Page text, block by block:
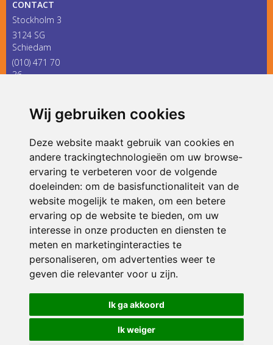
Wij gebruiken cookies
Deze website maakt gebruik van cookies en
andere trackingtechnologieën om uw browse-
ervaring te verbeteren voor de volgende
doeleinden: om de basisfunctionaliteit van de
website mogelijk te maken, om een betere
ervaring op de website te bieden, om uw
interesse in onze producten en diensten te
meten en marketinginteracties te
personaliseren, om advertenties weer te
geven die relevanter voor u zijn.
Ik ga akkoord
Ik weiger
CONTACT
Stockholm 3
3124 SG
Schiedam
(010) 471 70
36
ONDERDEEL VAN
© 2026 De Vlinder | Alle rechten voorbehouden
Privacy policy|Disclaimer| Klachtenregeling|RSIN en Anbi
voorkeuren
Crealisatie The MindOffice